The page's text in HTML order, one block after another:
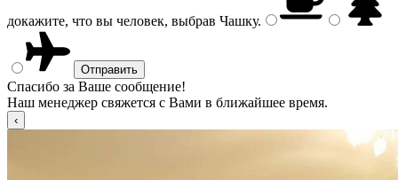
докажите, что вы человек, выбрав Чашку.
Спасибо за Ваше сообщение!
Наш менеджер свяжется с Вами в ближайшее время.